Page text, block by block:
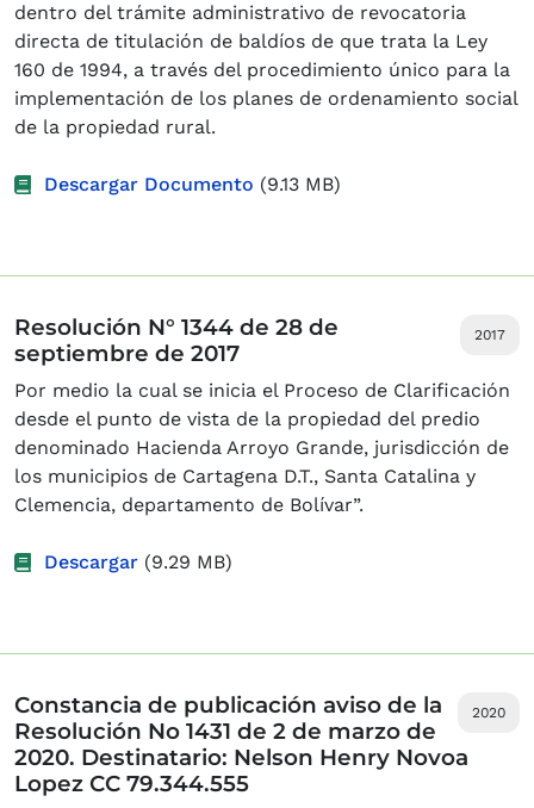
dentro del trámite administrativo de revocatoria
directa de titulación de baldíos de que trata la Ley
160 de 1994, a través del procedimiento único para la
implementación de los planes de ordenamiento social
de la propiedad rural.
Descargar Documento (9.13 MB)
2017
Resolución N° 1344 de 28 de
septiembre de 2017
Por medio la cual se inicia el Proceso de Clarificación
desde el punto de vista de la propiedad del predio
denominado Hacienda Arroyo Grande, jurisdicción de
los municipios de Cartagena D.T., Santa Catalina y
Clemencia, departamento de Bolívar”.
Descargar (9.29 MB)
2020
Constancia de publicación aviso de la
Resolución No 1431 de 2 de marzo de
2020. Destinatario: Nelson Henry Novoa
Lopez CC 79.344.555